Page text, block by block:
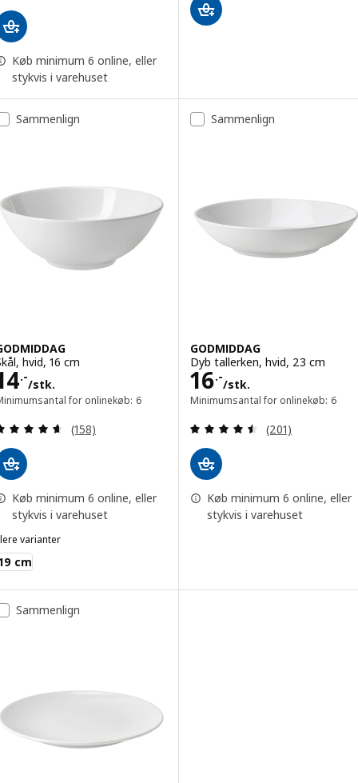
Køb minimum 6 online, eller
stykvis i varehuset
Sammenlign
hvid, 16 cm
.-
/stk.
14.-/stk.
for onlinekøb: 6
Anmeld: 4.6 ud af 5 Stjerner. Anmeldelser i alt:
(158)
Køb minimum 6 online, eller
stykvis i varehuset
varianter
cm
Sammenlign
GODMIDDAG
Dyb tallerken, hvid, 23 cm
16.-
/stk.
Pris 16.-/stk.
Minimumsantal for onlinekøb: 6
Anmeld: 4.5 ud
(201)
Køb minimum 6 online, eller
stykvis i varehuset
Sammenlign